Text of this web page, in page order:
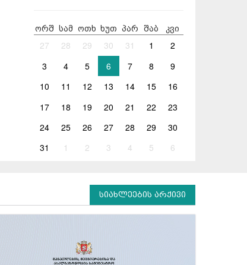
ორშ სამ ოთხ ხუთ პარ შაბ კვი
27 28 29 30 31 1
2
3
4 5 6 7 8
9
10
11 12 13 14 15
16
17
18 19 20 21 22
23
24
25 26 27 28 29
30
31
1 2 3 4 5 6
სიახლეების არქივი